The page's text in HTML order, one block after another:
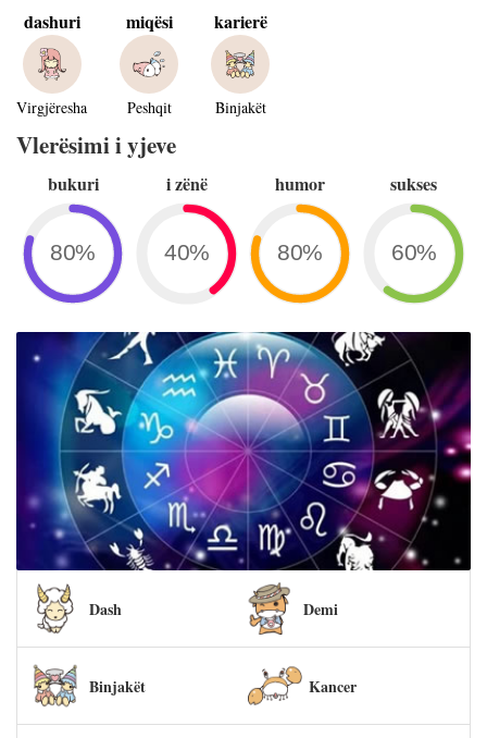
dashuri
Virgjëresha
miqësi
Peshqit
karierë
Binjakët
Vlerësimi i yjeve
bukuri
80%
i zënë
40%
humor
80%
sukses
60%
Dash Demi
Binjakët Kancer